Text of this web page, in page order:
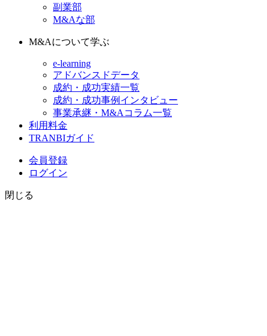
副業部
M&Aな部
M&Aについて学ぶ
e-learning
アドバンスドデータ
成約・成功実績一覧
成約・成功事例インタビュー
事業承継・M&Aコラム一覧
利用料金
TRANBIガイド
会員登録
ログイン
閉じる